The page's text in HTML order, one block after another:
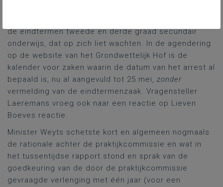
de eindtermen tweede en derde graad secundair
onderwijs, dat op zich liet wachten. In de agendering
op de website van het Grondwettelijk Hof is de
kalender voor zaken waarin de datum van het arrest al
bepaald is, nu al aangevuld tot 25 mei, zonder
vermelding van de eindtermenzaak. Vragensteller
Laeremans vroeg ook naar een reactie op Lieven
Boeves reactie.
Minister Weyts schetste kort en algemeen nogmaals
de rationale achter de praktijkcommissie en wat in
het tussentijdse rapport stond en sprak van de
goedkeuring van de door de praktijkcommissie
gevraagde verlenging met één jaar (voor een